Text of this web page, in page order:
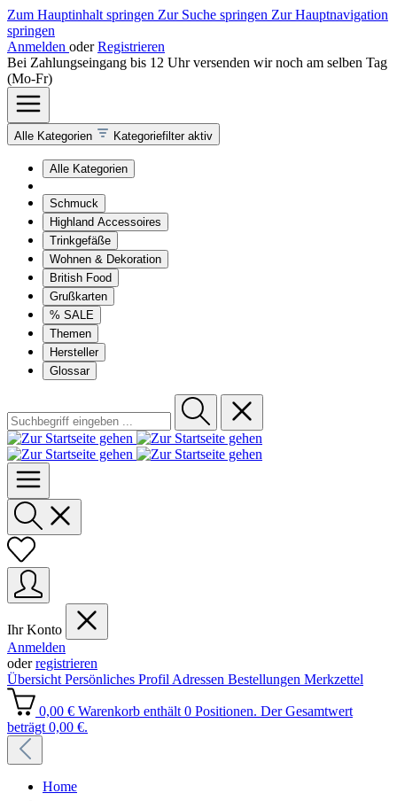
Zum Hauptinhalt springen Zur Suche springen Zur Hauptnavigation
springen
Anmelden oder Registrieren
Bei Zahlungseingang bis 12 Uhr versenden wir noch am selben Tag
(Mo-Fr)
Alle Kategorien Kategoriefilter aktiv
Alle Kategorien
Schmuck
Highland Accessoires
Trinkgefäße
Wohnen & Dekoration
British Food
Grußkarten
% SALE
Themen
Hersteller
Glossar
Ihr Konto
Anmelden
oderregistrieren
Übersicht Persönliches Profil Adressen Bestellungen Merkzettel
0,00 € Warenkorb enthält 0 Positionen. Der Gesamtwert
beträgt 0,00 €.
Home